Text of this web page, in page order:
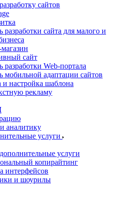
сайтов
разработки сайта для малого и
сайт
разработки Web-портала
мобильной адаптации сайтов
и настройка шаблона
рекламу
аналитику
услуги
услуги
копирайтинг
интерфейсов
и шоурилы